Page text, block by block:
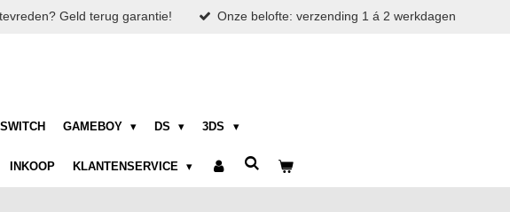
Geld terug garantie! Onze belofte: verzending 1 á 2 werkdagen
SWITCH GAMEBOY DS 3DS
INKOOP KLANTENSERVICE